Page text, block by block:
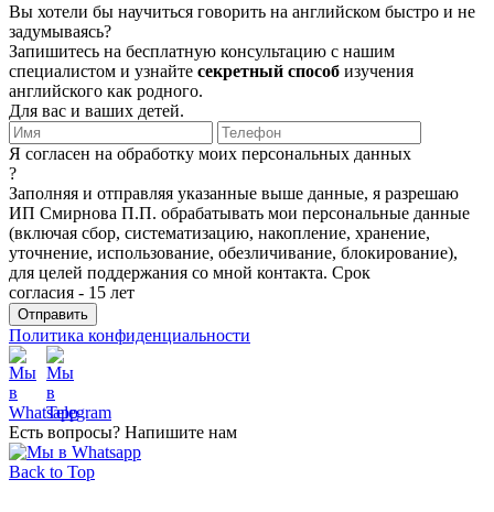
Вы хотели бы научиться говорить на английском быстро и не
задумываясь?
Запишитесь на бесплатную консультацию с нашим
специалистом и узнайте секретный способ изучения
английского как родного.
Для вас и ваших детей.
Я согласен на обработку моих персональных данных
?
Заполняя и отправляя указанные выше данные, я разрешаю
ИП Смирнова П.П. обрабатывать мои персональные данные
(включая сбор, систематизацию, накопление, хранение,
уточнение, использование, обезличивание, блокирование),
для целей поддержания со мной контакта. Срок
согласия - 15 лет
Политика конфиденциальности
Есть вопросы? Напишите нам
Back to Top